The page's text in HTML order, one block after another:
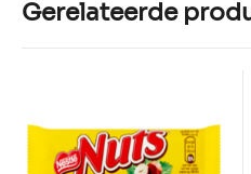
Gerelateerde